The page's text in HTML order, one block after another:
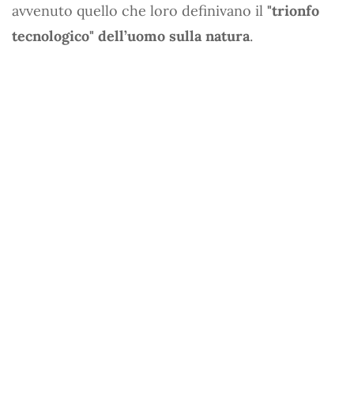
avvenuto quello che loro definivano il "trionfo
tecnologico" dell’uomo sulla natura.